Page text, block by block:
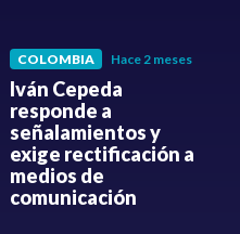
COLOMBIA Hace 2 meses
Iván Cepeda
responde a
señalamientos y
exige rectificación a
medios de
comunicación